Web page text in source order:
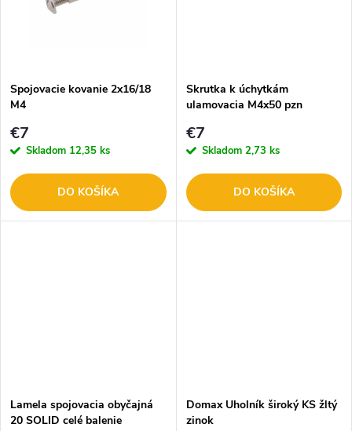
o
v
o
v
Spojovacie kovanie 2x16/18
M4
€7
Skladom 12,35 ks
DO KOŠÍKA
Skrutka k úchytkám
ulamovacia M4x50 pzn
€7
Skladom 2,73 ks
DO KOŠÍKA
Lamela spojovacia obyčajná
20 SOLID celé balenie
Domax Uholník široký KS žltý
zinok